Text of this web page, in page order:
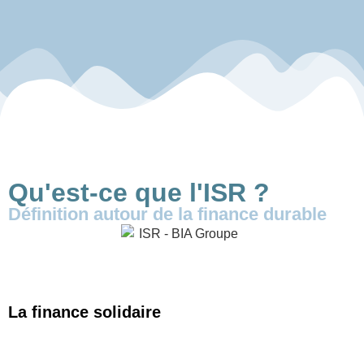
Qu'est-ce que l'ISR ?
Définition autour de la finance durable
La finance solidaire